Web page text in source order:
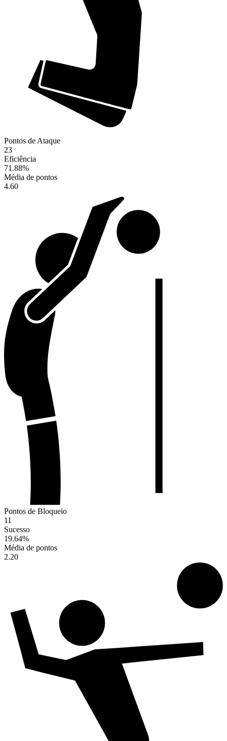
Pontos de Ataque
23
Eficiência
71.88%
Média de pontos
4.60
Pontos de Bloqueio
11
Sucesso
19.64%
Média de pontos
2.20